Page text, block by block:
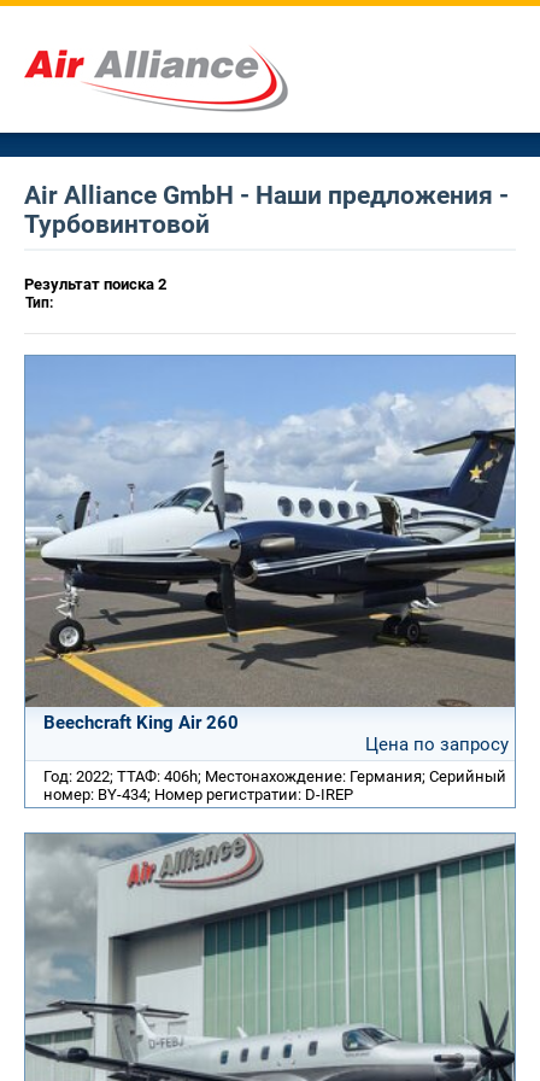
Air Alliance GmbH - Наши предложения -
Турбовинтовой
Результат поиска 2
Тип:
Beechcraft King Air 260
Цена по запросу
Год: 2022; ТТАФ: 406h; Местонахождение: Германия; Серийный
номер: BY-434; Номер регистратии: D-IREP